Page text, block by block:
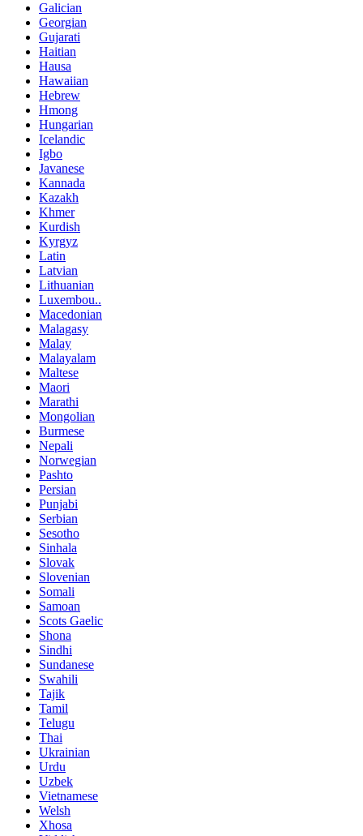
Galician
Georgian
Gujarati
Haitian
Hausa
Hawaiian
Hebrew
Hmong
Hungarian
Icelandic
Igbo
Javanese
Kannada
Kazakh
Khmer
Kurdish
Kyrgyz
Latin
Latvian
Lithuanian
Luxembou..
Macedonian
Malagasy
Malay
Malayalam
Maltese
Maori
Marathi
Mongolian
Burmese
Nepali
Norwegian
Pashto
Persian
Punjabi
Serbian
Sesotho
Sinhala
Slovak
Slovenian
Somali
Samoan
Scots Gaelic
Shona
Sindhi
Sundanese
Swahili
Tajik
Tamil
Telugu
Thai
Ukrainian
Urdu
Uzbek
Vietnamese
Welsh
Xhosa